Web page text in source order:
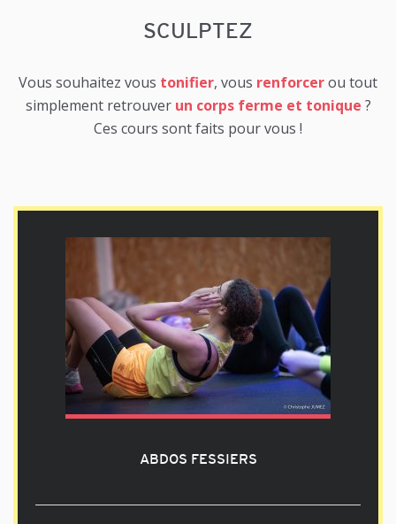
SCULPTEZ
Vous souhaitez vous tonifier, vous renforcerou tout
simplement retrouver un corps ferme et tonique ?
Ces cours sont faits pour vous !
ABDOS FESSIERS